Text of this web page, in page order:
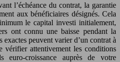
l’échéance du contrat, la garantie
aux bénéficiaires désignés. Cela
le capital investi initialement,
ont connu une baisse pendant la
peuvent varier d’un contrat à
vérifier attentivement les conditions
euro-croissance auprès de votre